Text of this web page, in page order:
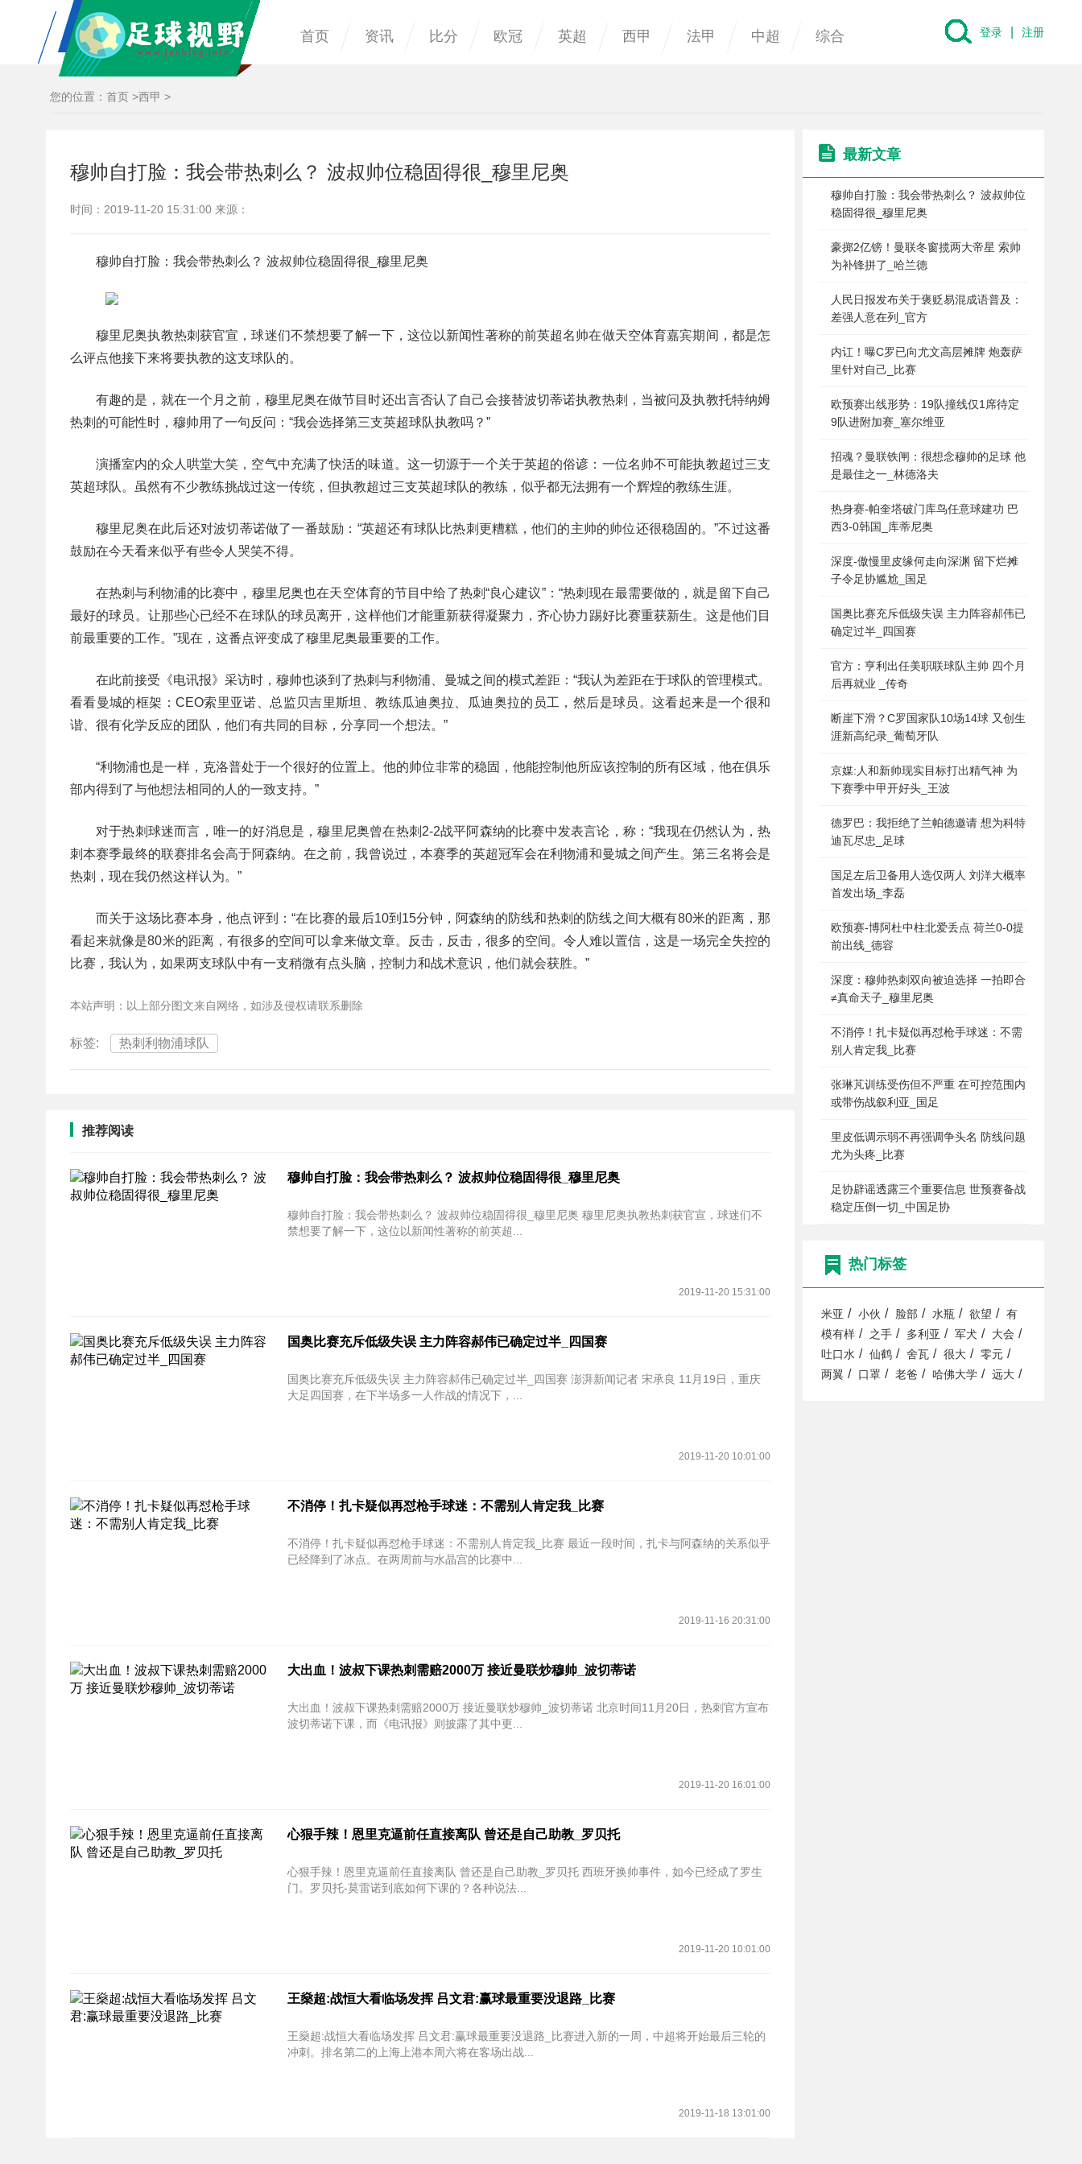
首页 资讯 比分 欧冠 英超 西甲 法甲 中超 综合 登录 注册
您的位置： 首页 >西甲 >
穆帅自打脸：我会带热刺么？ 波叔帅位稳固得很_穆里尼奥
时间：2019-11-20 15:31:00 来源：
穆帅自打脸：我会带热刺么？ 波叔帅位稳固得很_穆里尼奥
穆里尼奥执教热刺获官宣，球迷们不禁想要了解一下，这位以新闻性著称的前英超名帅在做天空体育嘉宾期间，都是怎
么评点他接下来将要执教的这支球队的。
有趣的是，就在一个月之前，穆里尼奥在做节目时还出言否认了自己会接替波切蒂诺执教热刺，当被问及执教托特纳姆
热刺的可能性时，穆帅用了一句反问：“我会选择第三支英超球队执教吗？”
演播室内的众人哄堂大笑，空气中充满了快活的味道。这一切源于一个关于英超的俗谚：一位名帅不可能执教超过三支
英超球队。虽然有不少教练挑战过这一传统，但执教超过三支英超球队的教练，似乎都无法拥有一个辉煌的教练生涯。
穆里尼奥在此后还对波切蒂诺做了一番鼓励：“英超还有球队比热刺更糟糕，他们的主帅的帅位还很稳固的。”不过这番
鼓励在今天看来似乎有些令人哭笑不得。
在热刺与利物浦的比赛中，穆里尼奥也在天空体育的节目中给了热刺“良心建议”：“热刺现在最需要做的，就是留下自己
最好的球员。让那些心已经不在球队的球员离开，这样他们才能重新获得凝聚力，齐心协力踢好比赛重获新生。这是他们目
前最重要的工作。”现在，这番点评变成了穆里尼奥最重要的工作。
在此前接受《电讯报》采访时，穆帅也谈到了热刺与利物浦、曼城之间的模式差距：“我认为差距在于球队的管理模式。
看看曼城的框架：CEO索里亚诺、总监贝吉里斯坦、教练瓜迪奥拉、瓜迪奥拉的员工，然后是球员。这看起来是一个很和
谐、很有化学反应的团队，他们有共同的目标，分享同一个想法。”
“利物浦也是一样，克洛普处于一个很好的位置上。他的帅位非常的稳固，他能控制他所应该控制的所有区域，他在俱乐
部内得到了与他想法相同的人的一致支持。”
对于热刺球迷而言，唯一的好消息是，穆里尼奥曾在热刺2-2战平阿森纳的比赛中发表言论，称：“我现在仍然认为，热
刺本赛季最终的联赛排名会高于阿森纳。在之前，我曾说过，本赛季的英超冠军会在利物浦和曼城之间产生。第三名将会是
热刺，现在我仍然这样认为。”
而关于这场比赛本身，他点评到：“在比赛的最后10到15分钟，阿森纳的防线和热刺的防线之间大概有80米的距离，那
看起来就像是80米的距离，有很多的空间可以拿来做文章。反击，反击，很多的空间。令人难以置信，这是一场完全失控的
比赛，我认为，如果两支球队中有一支稍微有点头脑，控制力和战术意识，他们就会获胜。”
本站声明：以上部分图文来自网络，如涉及侵权请联系删除
标签: 热刺利物浦球队
推荐阅读
穆帅自打脸：我会带热刺么？ 波叔帅位稳固得很_穆里尼奥
穆帅自打脸：我会带热刺么？ 波叔帅位稳固得很_穆里尼奥 穆里尼奥执教热刺获官宣，球迷们不
禁想要了解一下，这位以新闻性著称的前英超...
2019-11-20 15:31:00
国奥比赛充斥低级失误 主力阵容郝伟已确定过半_四国赛
国奥比赛充斥低级失误 主力阵容郝伟已确定过半_四国赛 澎湃新闻记者 宋承良 11月19日，重庆
大足四国赛，在下半场多一人作战的情况下，...
2019-11-20 10:01:00
不消停！扎卡疑似再怼枪手球迷：不需别人肯定我_比赛
不消停！扎卡疑似再怼枪手球迷：不需别人肯定我_比赛 最近一段时间，扎卡与阿森纳的关系似乎
已经降到了冰点。在两周前与水晶宫的比赛中...
2019-11-16 20:31:00
大出血！波叔下课热刺需赔2000万 接近曼联炒穆帅_波切蒂诺
大出血！波叔下课热刺需赔2000万 接近曼联炒穆帅_波切蒂诺 北京时间11月20日，热刺官方宣布
波切蒂诺下课，而《电讯报》则披露了其中更...
2019-11-20 16:01:00
心狠手辣！恩里克逼前任直接离队 曾还是自己助教_罗贝托
心狠手辣！恩里克逼前任直接离队 曾还是自己助教_罗贝托 西班牙换帅事件，如今已经成了罗生
门。罗贝托-莫雷诺到底如何下课的？各种说法...
2019-11-20 10:01:00
王燊超:战恒大看临场发挥 吕文君:赢球最重要没退路_比赛
王燊超:战恒大看临场发挥 吕文君:赢球最重要没退路_比赛进入新的一周，中超将开始最后三轮的
冲刺。排名第二的上海上港本周六将在客场出战...
2019-11-18 13:01:00
最新文章
穆帅自打脸：我会带热刺么？ 波叔帅位
稳固得很_穆里尼奥
豪掷2亿镑！曼联冬窗揽两大帝星 索帅
为补锋拼了_哈兰德
人民日报发布关于褒贬易混成语普及：
差强人意在列_官方
内讧！曝C罗已向尤文高层摊牌 炮轰萨
里针对自己_比赛
欧预赛出线形势：19队撞线仅1席待定
9队进附加赛_塞尔维亚
招魂？曼联铁闸：很想念穆帅的足球 他
是最佳之一_林德洛夫
热身赛-帕奎塔破门库鸟任意球建功 巴
西3-0韩国_库蒂尼奥
深度-傲慢里皮缘何走向深渊 留下烂摊
子令足协尴尬_国足
国奥比赛充斥低级失误 主力阵容郝伟已
确定过半_四国赛
官方：亨利出任美职联球队主帅 四个月
后再就业 _传奇
断崖下滑？C罗国家队10场14球 又创生
涯新高纪录_葡萄牙队
京媒:人和新帅现实目标打出精气神 为
下赛季中甲开好头_王波
德罗巴：我拒绝了兰帕德邀请 想为科特
迪瓦尽忠_足球
国足左后卫备用人选仅两人 刘洋大概率
首发出场_李磊
欧预赛-博阿杜中柱北爱丢点 荷兰0-0提
前出线_德容
深度：穆帅热刺双向被迫选择 一拍即合
≠真命天子_穆里尼奥
不消停！扎卡疑似再怼枪手球迷：不需
别人肯定我_比赛
张琳芃训练受伤但不严重 在可控范围内
或带伤战叙利亚_国足
里皮低调示弱不再强调争头名 防线问题
尤为头疼_比赛
足协辟谣透露三个重要信息 世预赛备战
稳定压倒一切_中国足协
热门标签
米亚 / 小伙 / 脸部 / 水瓶 / 欲望 /
有
模有样 / 之手 / 多利亚 / 军犬 / 大会 /
吐口水 / 仙鹤 / 舍瓦 / 很大 / 零元 /
两翼 / 口罩 / 老爸 / 哈佛大学 / 远大 /